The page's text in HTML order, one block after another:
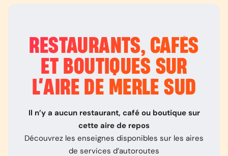
RESTAURANTS, CAFÉS
ET BOUTIQUES SUR
L’AIRE DE MERLE SUD
Il n’y a aucun restaurant, café ou boutique sur
cette aire de repos
Découvrez les enseignes disponibles sur les aires
de services d’autoroutes